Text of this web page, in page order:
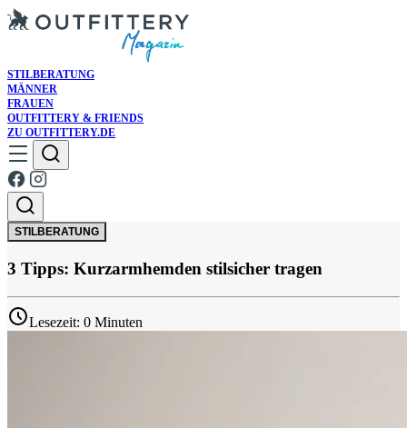
STILBERATUNG
MÄNNER
FRAUEN
OUTFITTERY & FRIENDS
ZU OUTFITTERY.DE
STILBERATUNG
3 Tipps: Kurzarmhemden stilsicher tragen
Lesezeit: 0 Minuten